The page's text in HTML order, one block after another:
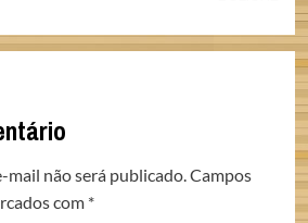
mail não será publicado.Campos
com *